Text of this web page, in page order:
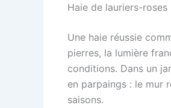
Haie de lauriers-
Une haie réussie
pierres, la lumière
conditions. Dans un
en parpaings : le mur
saisons.